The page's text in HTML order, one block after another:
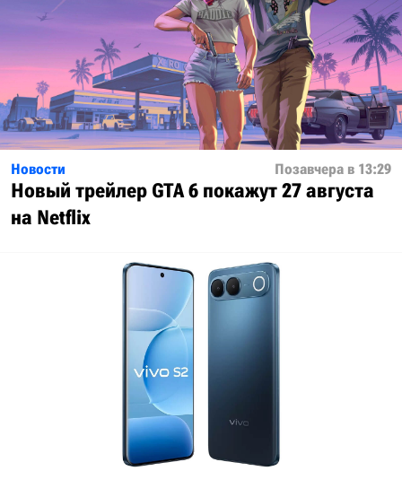
Новости Позавчера в 13:29
Новый трейлер GTA 6 покажут 27 августа
на Netflix